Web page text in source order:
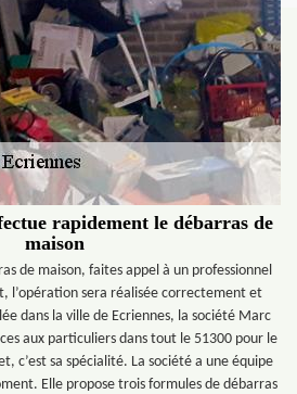
rapidement le débarras de
maison
de maison, faites appel à un professionnel
l’opération sera réalisée correctement et
dans la ville de Ecriennes, la société Marc
aux particuliers dans tout le 51300 pour le
c’est sa spécialité. La société a une équipe
Elle propose trois formules de débarras